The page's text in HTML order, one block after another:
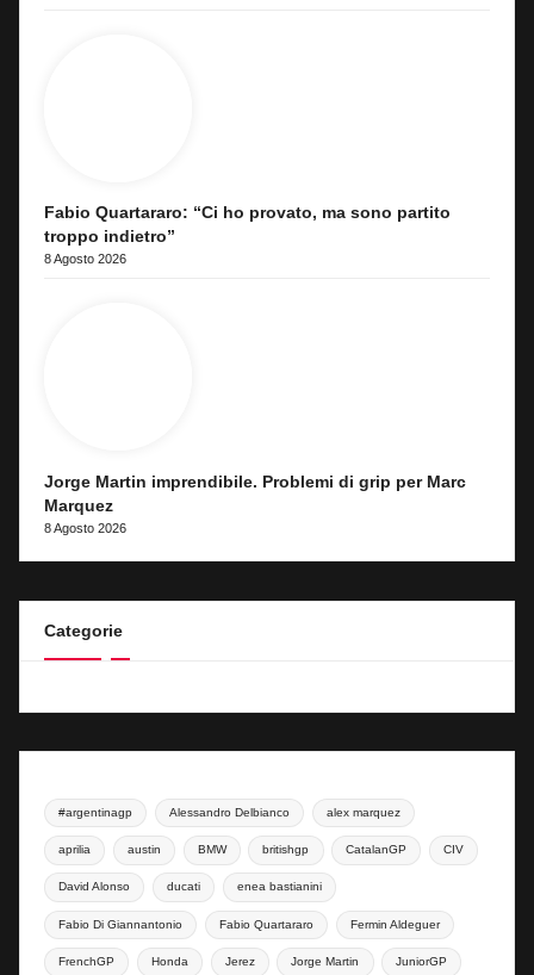
Fabio Quartararo: “Ci ho provato, ma sono partito
troppo indietro”
8 Agosto 2026
Jorge Martin imprendibile. Problemi di grip per Marc
Marquez
8 Agosto 2026
Categorie
#argentinagp Alessandro Delbianco alex marquez
aprilia austin BMW britishgp CatalanGP CIV
David Alonso ducati enea bastianini
Fabio Di Giannantonio Fabio Quartararo Fermin Aldeguer
FrenchGP Honda Jerez Jorge Martin JuniorGP